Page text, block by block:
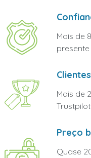
Mais de
Mais de
Trustpilot
Preço
Quase